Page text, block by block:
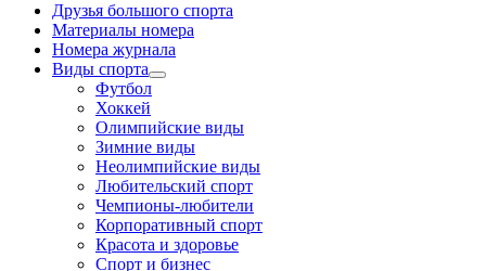
Друзья большого спорта
Материалы номера
Номера журнала
Виды спорта
Футбол
Хоккей
Олимпийские виды
Зимние виды
Неолимпийские виды
Любительский спорт
Чемпионы-любители
Корпоративный спорт
Красота и здоровье
Спорт и бизнес